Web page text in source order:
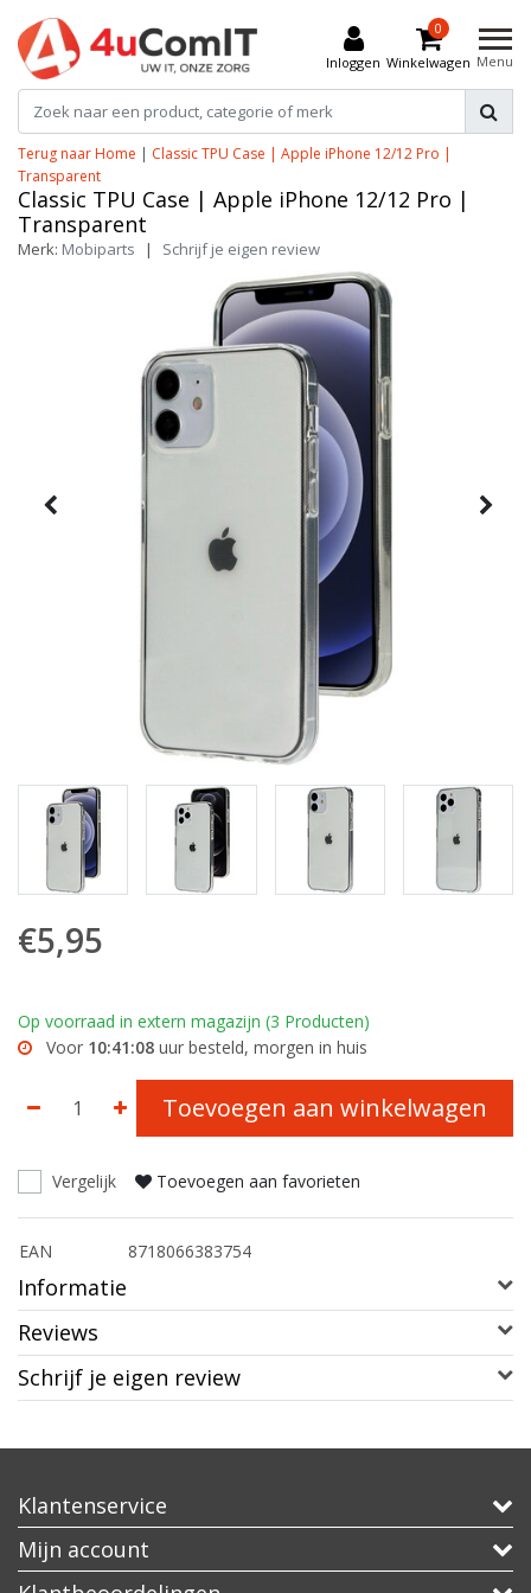
Inloggen
0
Winkelwagen Menu
Terug naar Home | Classic TPU Case | Apple iPhone 12/12 Pro |
Transparent
Classic TPU Case | Apple iPhone 12/12 Pro |
Transparent
Merk: Mobiparts | Schrijf je eigen review
€5,95
Op voorraad in extern magazijn (3 Producten)
Voor 10:41:07 uur besteld, morgen in huis
Toevoegen aan winkelwagen
Vergelijk Toevoegen aan favorieten
EAN 8718066383754
Informatie
Reviews
Schrijf je eigen review
Klantenservice
Mijn account